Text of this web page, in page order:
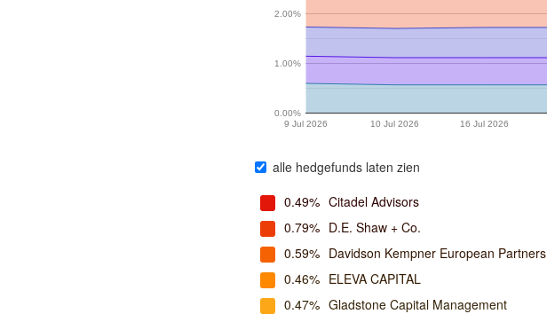
9 Jul 2026
10 Jul 2026 16 Jul 2026
0.00%
1.00%
2.00%
alle hedgefunds laten zien
0.49% Citadel Advisors
0.79% D.E. Shaw + Co.
0.59% Davidson Kempner European Partners
0.46% ELEVA CAPITAL
0.47% Gladstone Capital Management